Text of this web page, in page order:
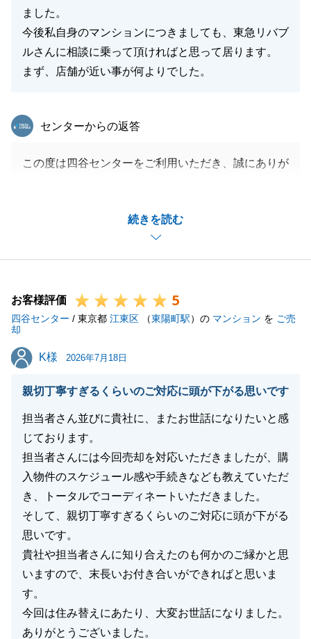
ました。
今後私自身のマンションにつきましても、東急リバブ
ルさんに相談に乗って頂ければと思って居ります。
まず、店舗が近い事が何よりでした。
続きを読む
東急リバブル
センターからの返答
この度は四谷センターをご利用いただき、誠にありが
入させていただくお取引でしたが、I様、並びに皆様
の多大なるご協力のおかげで、お引渡しまでスムーズ
に進めることができました。重ねて御礼申し上げま
ご自宅のすぐ近くに四谷センターがございますので、
I様ご所有のマンションのご相談も含めて、またお役
くださいませ。
閉じる
お客様評価 5
四谷センター / 東京都 江東区 （東陽町駅）の マンション を ご売
却
K様
K様 2026年7月18日
親切丁寧すぎるくらいのご対応に頭が下がる思いです
担当者さん並びに貴社に、またお世話になりたいと感
じております。
担当者さんには今回売却を対応いただきましたが、購
入物件のスケジュール感や手続きなども教えていただ
き、トータルでコーディネートいただきました。
そして、親切丁寧すぎるくらいのご対応に頭が下がる
思いです。
貴社や担当者さんに知り合えたのも何かのご縁かと思
いますので、末長いお付き合いができればと思いま
す。
今回は住み替えにあたり、大変お世話になりました。
ありがとうございました。